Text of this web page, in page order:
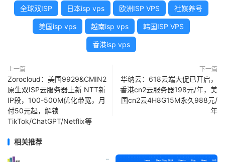
全球双ISP 日本isp vps 欧洲ISP VPS 社媒养号
美国isp vps 越南isp vps 韩国ISP VPS
香港isp vps
上一篇
Zorocloud：美国9929&CMIN2
原生双ISP云服务器上新 NTT新
IP段，100-500M优化带宽，月
付50元起，解锁
TikTok/ChatGPT/Netflix等
下一篇
华纳云：618云端大促已开启，
香港cn2云服务器198元/年，美
国cn2云4H8G15M永久988元/
年
相关推荐